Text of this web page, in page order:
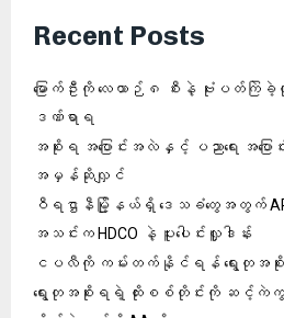
Recent Posts
မြောက်ဦးကို လေယာဉ် ၈ စီးနဲ့ ဗုံးပတ်က
ဒဏ်ရာရ
အစိုးရ အပြောင်းအလဲနှင့် ပညာရေး အပြေ
အမှန်ဆိုလျှင်
ဝီရဌာနီမြို့နယ်ရှိ‌ ဒေသခံတွေအတွက်
အသင်းက HDCO နဲ့ ပူးပေါင်းလှူဒါန်း
ငပလီကို ကမ်းတက်နိုင်ရန် ရွေးတုအစိုး
ရွေးတုအစိုးရရဲ့ ထိုးစစ်တိုင်းကို ဆင့်ကဲကွပ်